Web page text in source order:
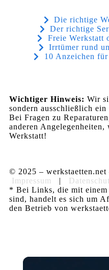
Die richtige
Der richtige
Freie Werkstatt
Irrtümer rund
10 Anzeichen
Wichtiger Hinweis: Wir
sondern ausschließlich
Bei Fragen zu
anderen
Werkstatt!
© 2025 –
Impressum
|
* Bei Links, die mit einem
sind, handelt es sich um
den Betrieb von